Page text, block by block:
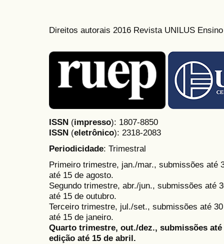
Direitos autorais 2016 Revista UNILUS
ISSN (impresso): 1807-8850
ISSN (eletrônico): 2318-2083
Periodicidade: Trimestral
Primeiro trimestre, jan./mar., submissões até
até 15 de agosto.
Segundo trimestre, abr./jun., submissões até
até 15 de outubro.
Terceiro trimestre, jul./set., submissões até
até 15 de janeiro.
Quarto trimestre, out./dez., submissões
edição até 15 de abril.